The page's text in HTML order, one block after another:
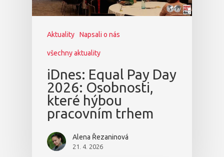
Aktuality Napsali o nás
všechny aktuality
iDnes: Equal Pay Day
2026: Osobnosti,
které hýbou
pracovním trhem
Alena Řezaninová
21. 4. 2026